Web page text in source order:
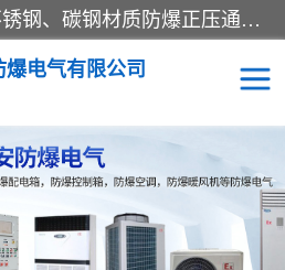
防爆正压分析小屋；不锈钢、碳钢材质防爆正压通风柜，分上下、左右、外挂三种款式；立式、挂式防爆配电柜体；不锈钢、碳钢防爆变频、磁力、星三角启动器；不锈钢、碳钢、铸铝防爆控制箱柜；可操作按键、多块式防爆仪表箱；多材质防爆接线箱；台式防爆电脑、防爆监视器。产品适配石油、化工、煤炭、电力、纺织、酿酒、航天、铁路、冶金、船舶、消防、市政等多行业工况使用。
爆电气有限公司
防爆正压柜
防爆配电箱